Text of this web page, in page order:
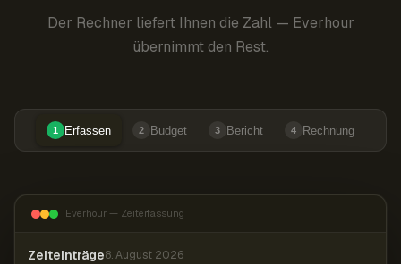
Der Rechner liefert Ihnen die Zahl — Everhour
übernimmt den Rest.
1 Erfassen 2 Budget 3 Bericht 4 Rechnung
Everhour — Zeiterfassung
Zeiteinträge8. August 2026